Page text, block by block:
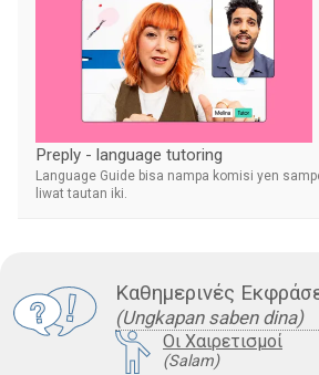
Καθημερινές
(Ungkapan saben dina)
Οι Χαιρετισμοί
(Salam)
Preply - language tutoring
Language Guide bisa nampa komisi yen
liwat tautan iki.